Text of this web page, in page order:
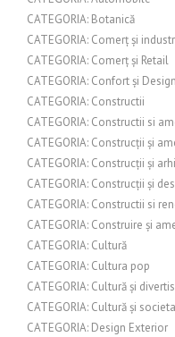
CATEGORIA: Botanică
CATEGORIA: Comerț și
CATEGORIA: Comerț și Retail
CATEGORIA: Confort și
CATEGORIA: Constructii
CATEGORIA: Constructii si
CATEGORIA: Construcții și
CATEGORIA: Construcții și
CATEGORIA: Construcții și
CATEGORIA: Constructii si
CATEGORIA: Construire și
CATEGORIA: Cultură
CATEGORIA: Cultura pop
CATEGORIA: Cultură și
CATEGORIA: Cultură și
CATEGORIA: Design Exterior